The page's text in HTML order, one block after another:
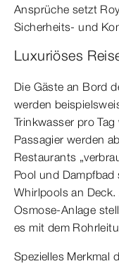
Ansprüche setzt
Sicherheits- und
Luxuriöses
Die Gäste an Bord
werden
Trinkwasser pro
Passagier werden
Restaurants
Pool und
Whirlpools an Deck.
Osmose-Anlage
es mit dem
Spezielles Merkmal